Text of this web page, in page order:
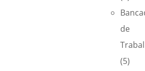
de
(5)